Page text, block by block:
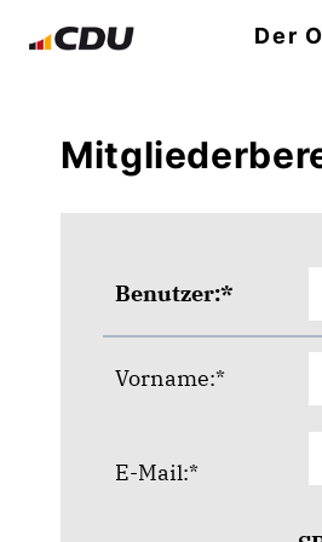
Der
Benutzer:*
Vorname:*
E-Mail:*